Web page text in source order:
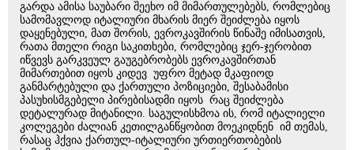
გარდა ამისა საუბარი შეეხო იმ მიმართულებებს, რომლებიც
სამომავლოდ იტალიური მხარის მიერ შეიძლება იყოს
დაყენებული, მათ შორის, ევროკავშირის წინაშე იმისათვის,
რათა მთელი რიგი საკითხები, რომლებიც ჯერ-ჯერობით
იწვევს გარკვეულ გაუგებრობებს ევროკავშირთან
მიმართებით იყოს კიდევ უფრო მეტად მკაფიოდ
განმარტებული და ქართული პოზიციები, შესაბამისი
პასუხისმგებელი პირებისადმი იყოს რაც შეიძლება
დეტალურად მიტანილი. საგულისხმოა ის, რომ იტალიელი
კოლეგები ძალიან კეთილგანწყობით მოეკიდნენ იმ თემას,
რასაც ჰქვია ქართულ-იტალიური ურთიერთობების